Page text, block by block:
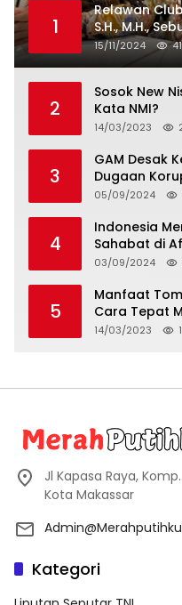
1
Relawan
S.H., M.H.,
15/11/2024
2
Sosok New
Kata NMI?
14/03/2023
3
GAM Desak
Dugaan
Kabupeten
05/09/2024
4
Indonesia
Sahabat di
03/09/2024
5
Manfaat
Cara Tepat
14/03/2023
Jl Kapasa Raya,
Kota Makassar
Kategori